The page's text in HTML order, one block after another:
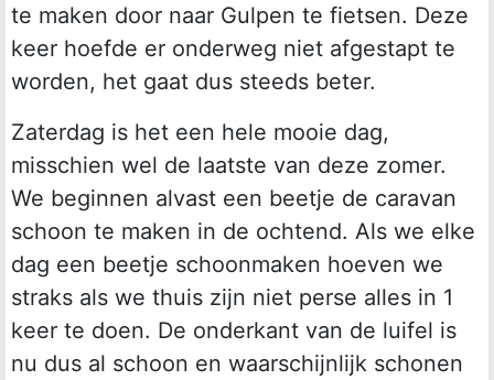
te maken door naar Gulpen te fietsen. Deze
keer hoefde er onderweg niet afgestapt te
worden, het gaat dus steeds beter.
Zaterdag is het een hele mooie dag,
misschien wel de laatste van deze zomer.
We beginnen alvast een beetje de caravan
schoon te maken in de ochtend. Als we elke
dag een beetje schoonmaken hoeven we
straks als we thuis zijn niet perse alles in 1
keer te doen. De onderkant van de luifel is
nu dus al schoon en waarschijnlijk schonen